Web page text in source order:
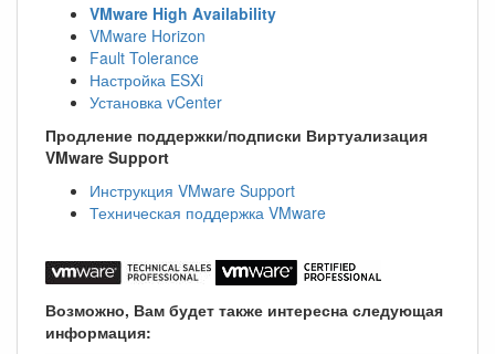
VMware High Availability
VMware Horizon
Fault Tolerance
Настройка ESXi
Установка vCenter
Продление поддержки/подписки Виртуализация
VMware Support
Инструкция VMware Support
Техническая поддержка VMware
Возможно, Вам будет также интересна следующая
информация: